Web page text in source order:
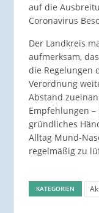
auf die
Coronavirus
Der Landkreis
aufmerksam,
die Regelungen
Verordnung
Abstand
Empfehlungen
gründliches
Alltag Mund-
regelmäßig zu
KATEGORIEN